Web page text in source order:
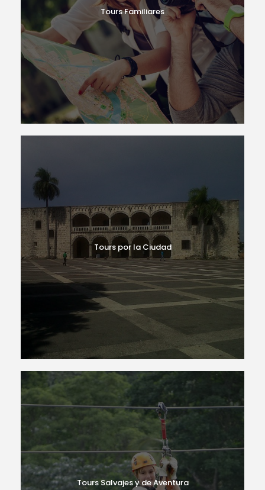
Tours Familiares
Tours por la Ciudad
Tours Salvajes y de Aventura